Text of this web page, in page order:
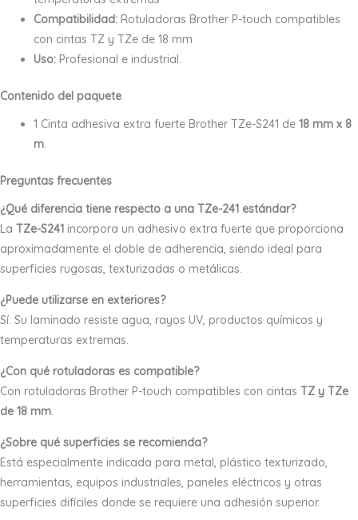
Compatibilidad: Rotuladoras Brother P-touch compatibles
con cintas TZ y TZe de 18 mm
Uso: Profesional e industrial.
Contenido del paquete
1 Cinta adhesiva extra fuerte Brother TZe-S241 de 18 mm x 8
m.
Preguntas frecuentes
¿Qué diferencia tiene respecto a una TZe-241 estándar?
La TZe-S241 incorpora un adhesivo extra fuerte que proporciona
aproximadamente el doble de adherencia, siendo ideal para
superficies rugosas, texturizadas o metálicas.
¿Puede utilizarse en exteriores?
Sí. Su laminado resiste agua, rayos UV, productos químicos y
temperaturas extremas.
¿Con qué rotuladoras es compatible?
Con rotuladoras Brother P-touch compatibles con cintas TZ y TZe
de 18 mm.
¿Sobre qué superficies se recomienda?
Está especialmente indicada para metal, plástico texturizado,
herramientas, equipos industriales, paneles eléctricos y otras
superficies difíciles donde se requiere una adhesión superior.